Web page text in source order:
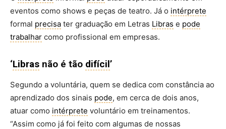
eventos como shows e peças de teatro. Já o intérprete
formal precisa ter graduação em Letras Libras e pode
trabalhar como profissional em empresas.
‘Libras não é tão difícil’
Segundo a voluntária, quem se dedica com constância ao
aprendizado dos sinais pode, em cerca de dois anos,
atuar como intérprete voluntário em treinamentos.
“Assim como já foi feito com algumas de nossas